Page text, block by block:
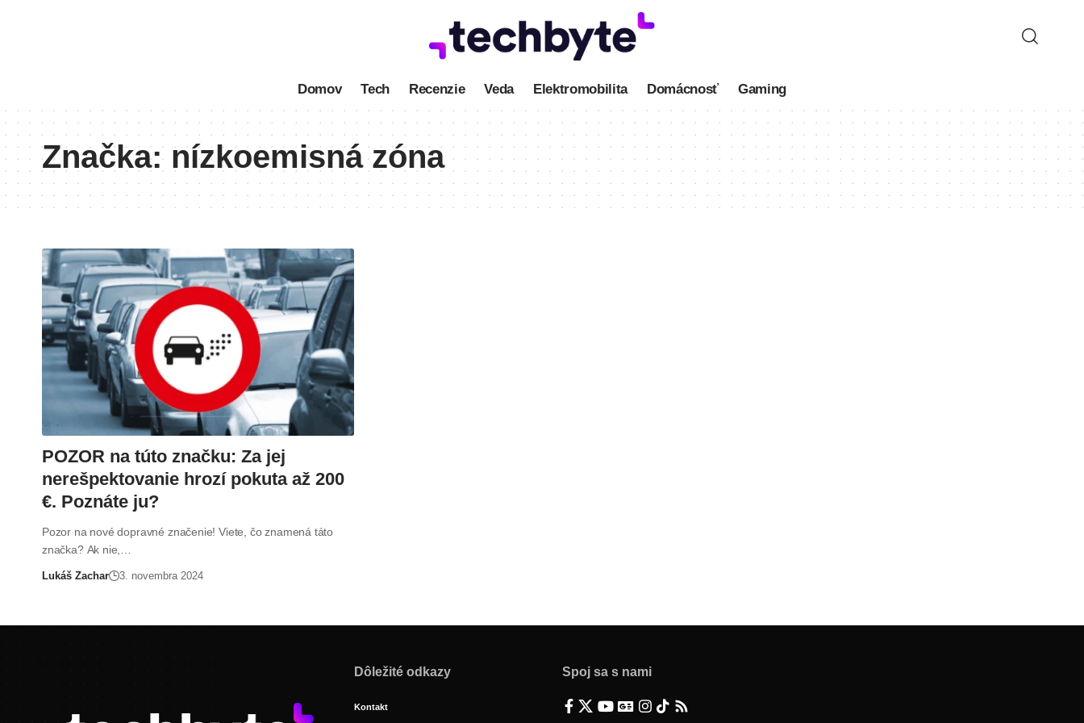
Domov Tech Recenzie Veda Elektromobilita Domácnosť Gaming
Značka: nízkoemisná zóna
POZOR na túto značku: Za jej
nerešpektovanie hrozí pokuta až 200
€. Poznáte ju?
Pozor na nové dopravné značenie! Viete, čo znamená táto
značka? Ak nie,…
Lukáš Zachar 3. novembra 2024
Dôležité odkazy
Kontakt
Spoj sa s nami